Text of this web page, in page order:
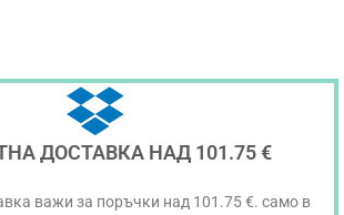
ДОСТАВКА НАД 101.75 €
важи за поръчки над 101.75 €. само в